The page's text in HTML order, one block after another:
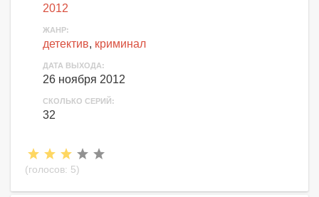
2012
ЖАНР:
детектив, криминал
ДАТА ВЫХОДА:
26 ноября 2012
СКОЛЬКО СЕРИЙ:
32
(голосов: 5)